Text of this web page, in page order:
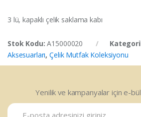
3 lü, kapaklı çelik saklama kabı
Stok Kodu:A15000020
Aksesuarları,Çelik Mutfak Koleksiyonu
Yenilik ve kampanyalar için e-